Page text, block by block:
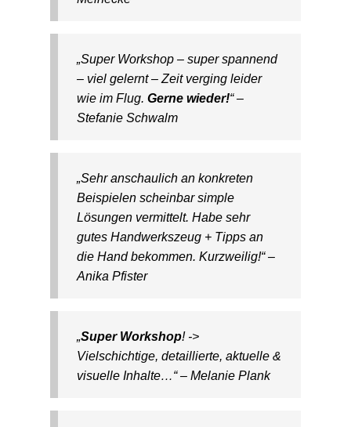
„Super Workshop – super spannend
– viel gelernt – Zeit verging leider
wie im Flug. Gerne wieder!“ –
Stefanie Schwalm
„Sehr anschaulich an konkreten
Beispielen scheinbar simple
Lösungen vermittelt. Habe sehr
gutes Handwerkszeug + Tipps an
die Hand bekommen. Kurzweilig!“ –
Anika Pfister
„Super Workshop! ->
Vielschichtige, detaillierte, aktuelle &
visuelle Inhalte…“ – Melanie Plank